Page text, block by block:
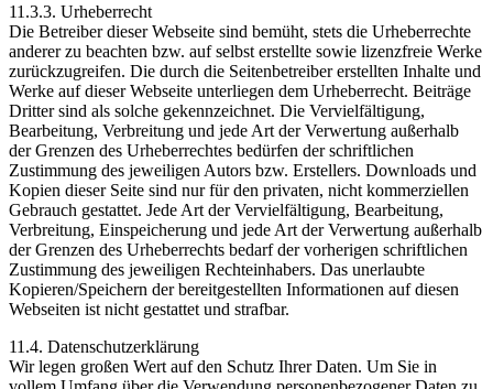
11.3.3. Urheberrecht
Die Betreiber dieser Webseite sind bemüht, stets die Urheberrechte
anderer zu beachten bzw. auf selbst erstellte sowie lizenzfreie Werke
zurückzugreifen. Die durch die Seitenbetreiber erstellten Inhalte und
Werke auf dieser Webseite unterliegen dem Urheberrecht. Beiträge
Dritter sind als solche gekennzeichnet. Die Vervielfältigung,
Bearbeitung, Verbreitung und jede Art der Verwertung außerhalb
der Grenzen des Urheberrechtes bedürfen der schriftlichen
Zustimmung des jeweiligen Autors bzw. Erstellers. Downloads und
Kopien dieser Seite sind nur für den privaten, nicht kommerziellen
Gebrauch gestattet. Jede Art der Vervielfältigung, Bearbeitung,
Verbreitung, Einspeicherung und jede Art der Verwertung außerhalb
der Grenzen des Urheberrechts bedarf der vorherigen schriftlichen
Zustimmung des jeweiligen Rechteinhabers. Das unerlaubte
Kopieren/Speichern der bereitgestellten Informationen auf diesen
Webseiten ist nicht gestattet und strafbar.
11.4. Datenschutzerklärung
Wir legen großen Wert auf den Schutz Ihrer Daten. Um Sie in